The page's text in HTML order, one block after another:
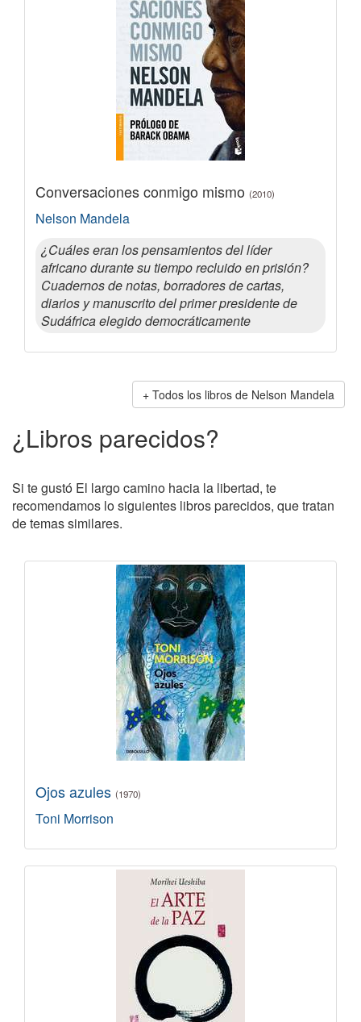
Conversaciones conmigo mismo (2010)
Nelson Mandela
¿Cuáles eran los pensamientos del líder
africano durante su tiempo recluido en prisión?
Cuadernos de notas, borradores de cartas,
diarios y manuscrito del primer presidente de
Sudáfrica elegido democráticamente
Todos los libros de Nelson Mandela
¿Libros parecidos?
Si te gustó El largo camino hacia la libertad, te
recomendamos lo siguientes libros parecidos, que tratan
de temas similares.
Ojos azules (1970)
Toni Morrison